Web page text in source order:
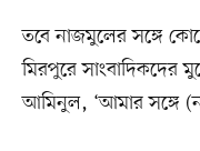
তবে নাজমুলের সঙ্গে
মিরপুরে সাংবাদিকদের
আমিনুল, ‘আমার সঙ্গে